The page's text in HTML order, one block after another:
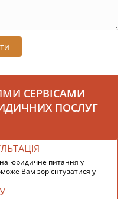
СЕРВІСАМИ
ПОСЛУГ
юридичне питання у
Вам зорієнтуватися у